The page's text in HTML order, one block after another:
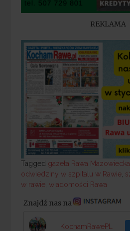
REKLAMA
Tagged
Tagged gazeta Rawa Mazowiecka
odwiedziny w szpitalu w Rawie,
w rawie, wiadomości Rawa
Znajdź nas na
KochamRawePL